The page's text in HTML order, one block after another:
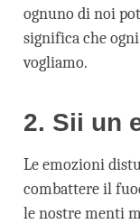
ognuno di noi
significa che
vogliamo.
2. Sii un
Le emozioni
combattere il
le nostre menti